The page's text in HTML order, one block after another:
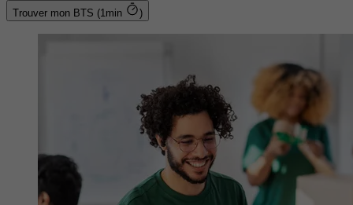
Trouver mon BTS (1min )